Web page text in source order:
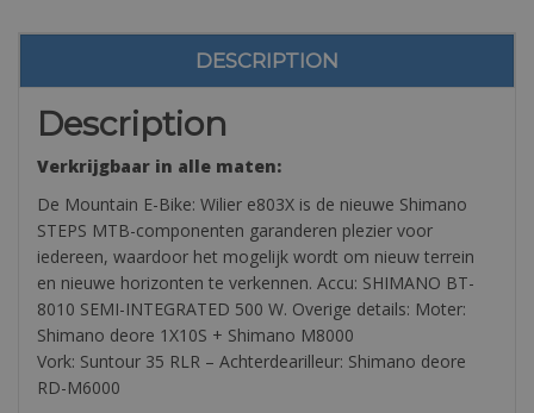
DESCRIPTION
Description
Verkrijgbaar in alle maten:
De Mountain E-Bike: Wilier e803X is de nieuwe Shimano
STEPS MTB-componenten garanderen plezier voor
iedereen, waardoor het mogelijk wordt om nieuw terrein
en nieuwe horizonten te verkennen. Accu: SHIMANO BT-
8010 SEMI-INTEGRATED 500 W. Overige details: Moter:
Shimano deore 1X10S + Shimano M8000
Vork: Suntour 35 RLR – Achterdearilleur: Shimano deore
RD-M6000